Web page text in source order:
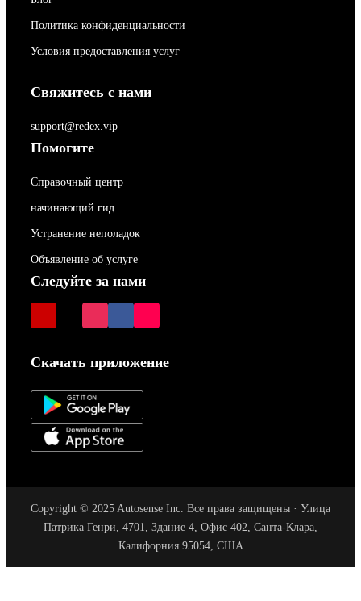
Политика конфиденциальности
Условия предоставления услуг
Свяжитесь с нами
support@redex.vip
Помогите
Справочный центр
начинающий гид
Устранение неполадок
Объявление об услуге
Следуйте за нами
Скачать приложение
Copyright © 2025 Autosense Inc. Все права защищены · Улица
Патрика Генри, 4701, Здание 4, Офис 402, Санта-Клара,
Калифорния 95054, США